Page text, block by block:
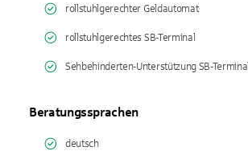
rollstuhlgerechter Geldautomat
rollstuhlgerechtes SB-Terminal
Sehbehinderten-Unterstützung SB-Terminal
Beratungssprachen
deutsch